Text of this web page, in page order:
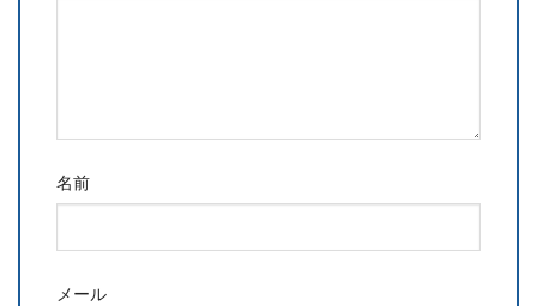
名前
メール